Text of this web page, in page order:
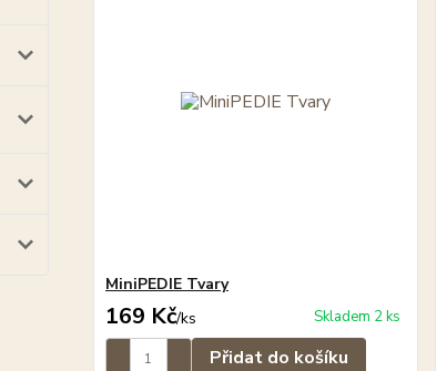
MiniPEDIE Tvary
169 Kč/ks Skladem 2 ks
Přidat do košíku